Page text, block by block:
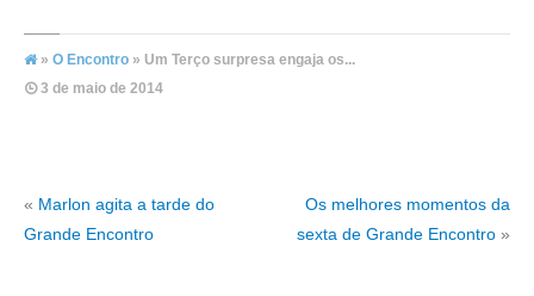
» O Encontro » Um Terço surpresa engaja os...
3 de maio de 2014
« Marlon agita a tarde do
Grande Encontro
Os melhores momentos da
sexta de Grande Encontro »